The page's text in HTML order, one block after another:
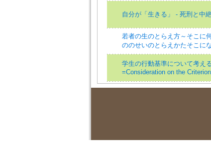
自分が「生きる」 - 死刑と中
若者の生のとらえ方～そこに
ののせいのとらえかたそこに
学生の行動基準について考え
=Consideration on the